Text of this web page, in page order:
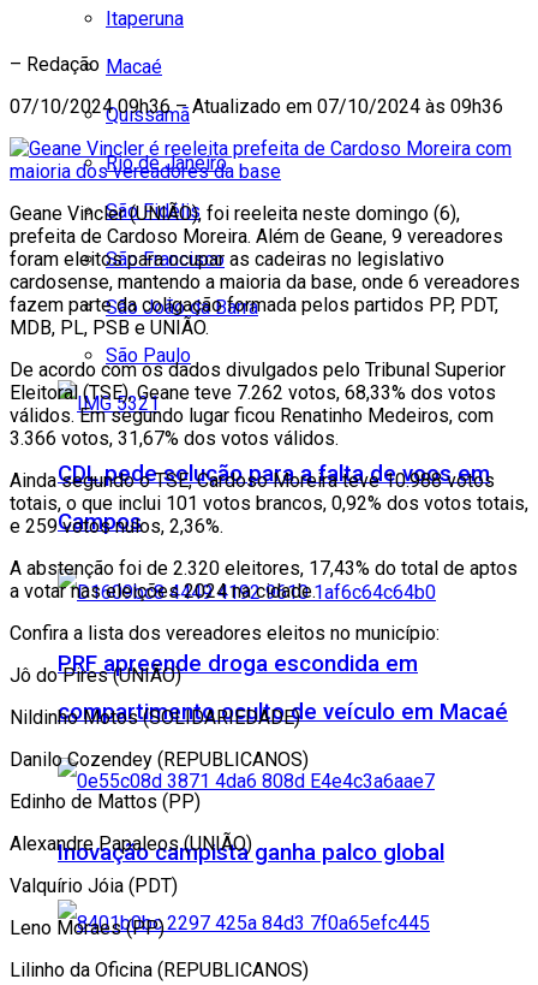
Itaperuna
Macaé
Quissamã
Rio de Janeiro
São Fidélis
São Francisco
São João da Barra
São Paulo
CDL pede solução para a falta de voos em
Campos
PRF apreende droga escondida em
compartimento oculto de veículo em Macaé
Inovação campista ganha palco global
– Redação
07/10/2024 09h36 – Atualizado em 07/10/2024 às 09h36
Geane Vincler (UNIÃO), foi reeleita neste domingo (6),
prefeita de Cardoso Moreira. Além de Geane, 9 vereadores
foram eleitos para ocupar as cadeiras no legislativo
cardosense, mantendo a maioria da base, onde 6 vereadores
fazem parte da coligação formada pelos partidos PP, PDT,
MDB, PL, PSB e UNIÃO.
De acordo com os dados divulgados pelo Tribunal Superior
Eleitoral (TSE), Geane teve 7.262 votos, 68,33% dos votos
válidos. Em segundo lugar ficou Renatinho Medeiros, com
3.366 votos, 31,67% dos votos válidos.
Ainda segundo o TSE, Cardoso Moreira teve 10.988 votos
totais, o que inclui 101 votos brancos, 0,92% dos votos totais,
e 259 votos nulos, 2,36%.
A abstenção foi de 2.320 eleitores, 17,43% do total de aptos
a votar nas eleições 2024 na cidade.
Confira a lista dos vereadores eleitos no município:
Jô do Pires (UNIÃO)
Nildinho Motos (SOLIDARIEDADE)
Danilo Cozendey (REPUBLICANOS)
Edinho de Mattos (PP)
Alexandre Papaleos (UNIÃO)
Valquírio Jóia (PDT)
Leno Moraes (PP)
Lilinho da Oficina (REPUBLICANOS)